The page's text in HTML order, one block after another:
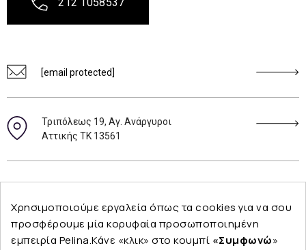
[email protected]
Τριπόλεως 19, Αγ. Ανάργυροι
Αττικής ΤΚ 13561
Χρησιμοποιούμε εργαλεία όπως τα cookies για να σου
προσφέρουμε μία κορυφαία προσωποποιημένη
εμπειρία Pelina.Κάνε «κλικ» στο κουμπί «Συμφωνώ»